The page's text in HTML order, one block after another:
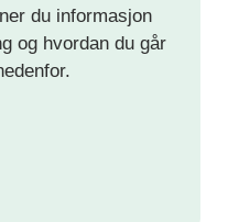
du informasjon
og hvordan du går